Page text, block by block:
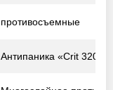
противосъемные
Антипаника «Crit 320-